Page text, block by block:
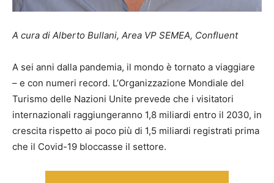
A cura di Alberto Bullani, Area VP SEMEA, Confluent
A sei anni dalla pandemia, il mondo è tornato a viaggiare
– e con numeri record. L’Organizzazione Mondiale del
Turismo delle Nazioni Unite prevede che i visitatori
internazionali raggiungeranno 1,8 miliardi entro il 2030, in
crescita rispetto ai poco più di 1,5 miliardi registrati prima
che il Covid-19 bloccasse il settore.